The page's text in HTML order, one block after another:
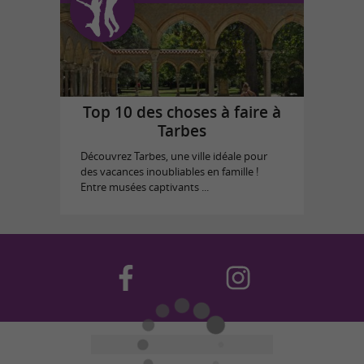
Top 10 des choses à faire à
Tarbes
Découvrez Tarbes, une ville idéale pour
des vacances inoubliables en famille !
Entre musées captivants ...